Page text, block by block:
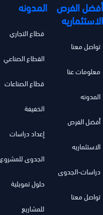
المدونه
قطاع التجاري
القطاع الصناعي
قطاع الصناعات
الخفيفة
إعداد دراسات
الجدوى للمشروع
حلول تمويلية
للمشاريع
أفضل الفرص
الاستثماريه
تواصل معنا
معلومات عنا
المدونه
أفضل الفرص
الاستثماريه
دراسات-الجدوى
تواصل معنا